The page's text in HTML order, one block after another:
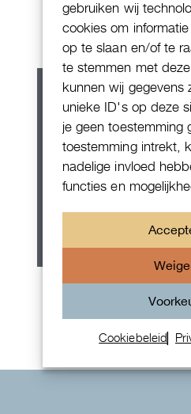
gebruiken wij
cookies om
op te slaan en/of te
te stemmen met
kunnen wij gegevens
unieke ID's op deze
je geen toestemming
toestemming intrekt,
nadelige invloed
functies en
Cookiebeleid
Rolex Oyster